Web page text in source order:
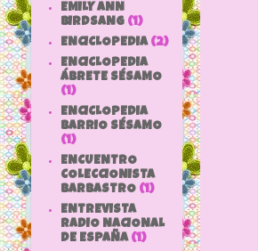
EMILY ANN
BIRDSANG (1)
ENCICLOPEDIA (2)
ENCICLOPEDIA
ÁBRETE SÉSAMO
(1)
ENCICLOPEDIA
BARRIO SÉSAMO
(1)
ENCUENTRO
COLECCIONISTA
BARBASTRO (1)
ENTREVISTA
RADIO NACIONAL
DE ESPAÑA (1)